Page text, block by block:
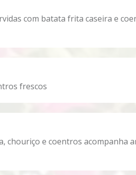
com batata frita caseira e
frescos
chouriço e coentros acompanha